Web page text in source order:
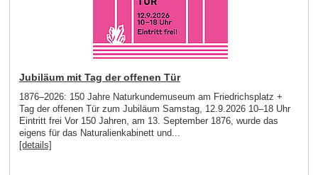
Jubiläum mit Tag der offenen Tür
1876–2026: 150 Jahre Naturkundemuseum am Friedrichsplatz +
Tag der offenen Tür zum Jubiläum Samstag, 12.9.2026 10–18 Uhr
Eintritt frei Vor 150 Jahren, am 13. September 1876, wurde das
eigens für das Naturalienkabinett und...
[details]